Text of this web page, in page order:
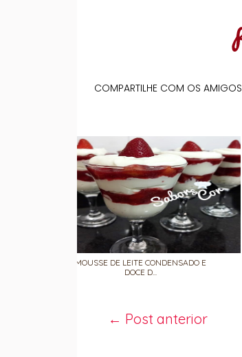
COMPARTILHE COM OS AMIGOS
MOUSSE DE LEITE CONDENSADO E
DOCE D...
← Post anterior